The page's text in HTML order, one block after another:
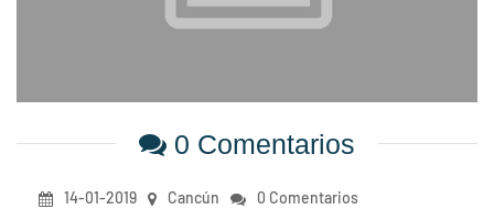
0 Comentarios
14-01-2019 Cancún 0 Comentarios